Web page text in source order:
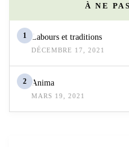
À NE
1 Labours et traditions
DÉCEMBRE 17, 2021
2 Anima
MARS 19, 2021